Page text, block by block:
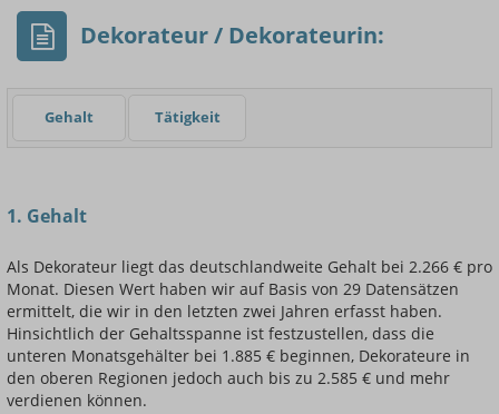
Dekorateur / Dekorateurin:
Gehalt Tätigkeit
1. Gehalt
Als Dekorateur liegt das deutschlandweite Gehalt bei 2.266 € pro
Monat. Diesen Wert haben wir auf Basis von 29 Datensätzen
ermittelt, die wir in den letzten zwei Jahren erfasst haben.
Hinsichtlich der Gehaltsspanne ist festzustellen, dass die
unteren Monatsgehälter bei 1.885 € beginnen, Dekorateure in
den oberen Regionen jedoch auch bis zu 2.585 € und mehr
verdienen können.